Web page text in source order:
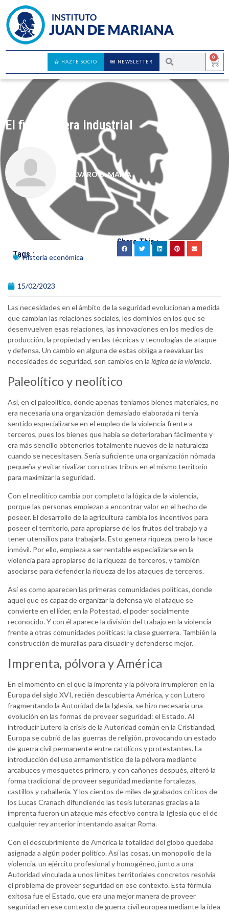
0
NEWSLETTER
HAZTE SOCIO
El fin de la era industrial
ÁLVARO D. MARÍA
Tags :Historia económica
Share This :
15/02/2023
Las necesidades en el ámbito de la seguridad evolucionan a medida
que cambian las relaciones sociales, los dominios en los que se
desenvuelven esas relaciones, las innovaciones en los medios de
producción, la propiedad y en las técnicas y tecnologías de ataque
y defensa. Un cambio en alguna de estas obliga a reevaluar las
necesidades de seguridad, son cambios en la lógica de la violencia.
Paleolítico y neolítico
Así, en el paleolítico, donde apenas teníamos bienes materiales, no
era necesaria una organización demasiado elaborada ni tenía
sentido especializarse en el empleo de la violencia frente a
terceros, pues los bienes que había se deterioraban fácilmente y
era más sencillo obtenerlos totalmente nuevos de la naturaleza
cuando se necesitasen. Sería suficiente una organización nómada
pequeña y evitar rivalizar con otras tribus en el mismo territorio
para maximizar la seguridad.
Con el neolítico cambia por completo la lógica de la violencia,
porque las personas empiezan a encontrar valor en el hecho de
poseer. El desarrollo de la agricultura cambia los incentivos para
poseer el territorio, para apropiarse de los frutos del trabajo y a
tener utensilios para trabajarla. Esto genera riqueza, pero la hace
inmóvil. Por ello, empieza a ser rentable especializarse en la
violencia para apropiarse de la riqueza de terceros, y también
asociarse para defender la riqueza de los ataques de terceros.
Así es como aparecen las primeras comunidades políticas, donde
aquel que es capaz de organizar la defensa y/o el ataque se
convierte en el líder, en la Potestad, el poder socialmente
reconocido. Y con él aparece la división del trabajo en la violencia
frente a otras comunidades políticas: la clase guerrera. También la
construcción de murallas para disuadir y defenderse mejor.
Imprenta, pólvora y América
En el momento en el que la imprenta y la pólvora irrumpieron en la
Europa del siglo XVI, recién descubierta América, y con Lutero
fragmentando la Autoridad de la Iglesia, se hizo necesaria una
evolución en las formas de proveer seguridad: el Estado. Al
introducir Lutero la crisis de la Autoridad común en la Cristiandad,
Europa se cubrió de las guerras de religión, provocando un estado
de guerra civil permanente entre católicos y protestantes. La
introducción del uso armamentístico de la pólvora mediante
arcabuces y mosquetes primero, y con cañones después, alteró la
forma tradicional de proveer seguridad mediante fortalezas,
castillos y caballería. Y los cientos de miles de grabados críticos de
los Lucas Cranach difundiendo las tesis luteranas gracias a la
imprenta fueron un ataque más efectivo contra la Iglesia que el de
cualquier rey anterior intentando asaltar Roma.
Con el descubrimiento de América la totalidad del globo quedaba
asignada a algún poder político. Así las cosas, un monopolio de la
violencia, un ejército profesional y homogéneo, junto a una
Autoridad vinculada a unos límites territoriales concretos resolvía
el problema de proveer seguridad en ese contexto. Esta fórmula
exitosa fue el Estado, que era una mejor manera de proveer
seguridad en ese contexto de guerra civil europea mediante la idea